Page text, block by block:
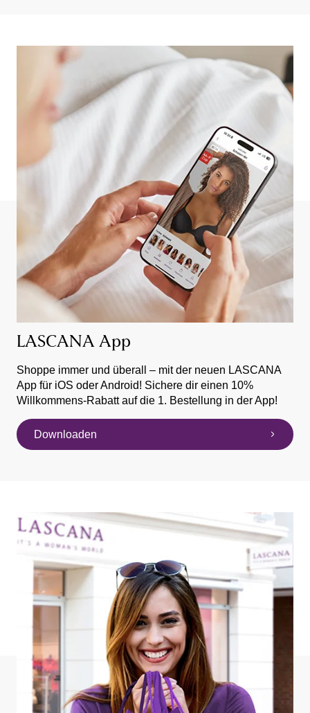
LASCANA App
Shoppe immer und überall – mit der neuen LASCANA
App für iOS oder Android! Sichere dir einen 10%
Willkommens-Rabatt auf die 1. Bestellung in der App!
Downloaden